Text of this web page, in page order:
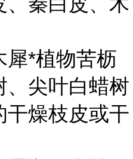
犀*植物苦枥
、尖叶白蜡树
干燥枝皮或干